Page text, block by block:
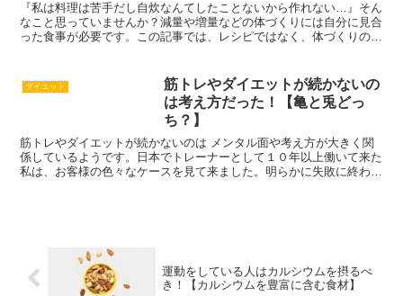
『私は料理は苦手だし自炊なんてしたことないから作れない…』そん
なこと思っていませんか？減量や増量などの体づくりには自分に見合
った食事が必要です。この記事では、レシピではなく、体づくりのた
ダイエット
筋トレやダイエットが続かないの
は考え方だった！【亀と兎どっ
ち？】
筋トレやダイエットが続かないのは メンタル面や考え方が大きく関
係しているようです。日本でトレーナーとして１０年以上働いて来た
私は、お客様の色々なケースを見て来ました。明らかに失敗に終わる
運動をしている人はカルシウムを摂るべ
き！【カルシウムを豊富に含む食材】